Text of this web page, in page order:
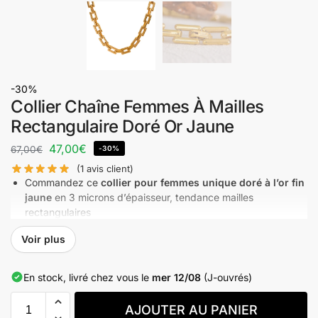
-30%
Collier Chaîne Femmes À Mailles
Rectangulaire Doré Or Jaune
67,00€ 47,00€ -30%
(1 avis client)
Commandez ce collier pour femmes unique doré à l’or fin
jaune en 3 microns d’épaisseur, tendance mailles
rectangulaires
Délai de livraison plus long pour cet article : 8 à 12 jours
Voir plus
En stock, livré chez vous le mer 12/08 (J-ouvrés)
AJOUTER AU PANIER